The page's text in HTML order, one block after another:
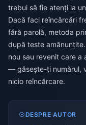
trebui să fie atenți la
Dacă faci reîncărcări
fără parolă, metoda
după teste
nou sau revenit care a
— găsește-ți numărul,
nicio reîncărcare.
DESPRE AUTOR